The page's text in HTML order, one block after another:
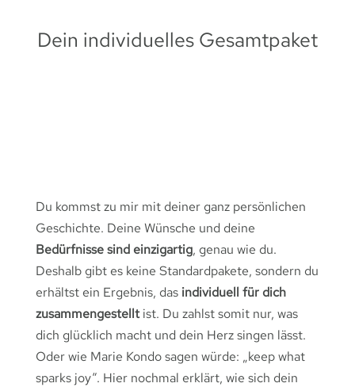
Dein individuelles Gesamtpaket
Du kommst zu mir mit deiner ganz persönlichen
Geschichte. Deine Wünsche und deine
Bedürfnisse sind einzigartig, genau wie du.
Deshalb gibt es keine Standardpakete, sondern du
erhältst ein Ergebnis, das individuell für dich
zusammengestelltist. Du zahlst somit nur, was
dich glücklich macht und dein Herz singen lässt.
Oder wie Marie Kondo sagen würde: „keep what
sparks joy“. Hier nochmal erklärt, wie sich dein